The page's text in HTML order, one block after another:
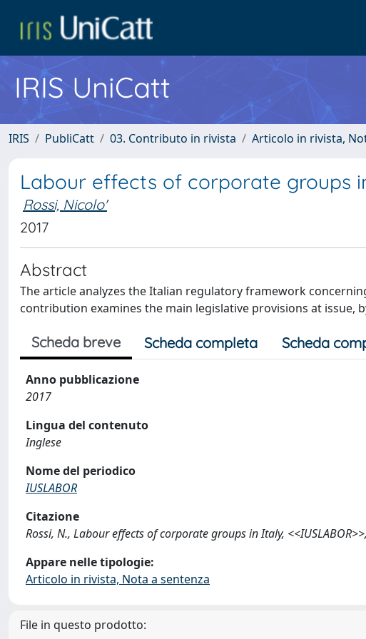
IRIS UniCatt
IRIS PubliCatt 03. Contributo in rivista Articolo in rivista,
Labour effects of corporate groups
Rossi, Nicolo'
2017
Abstract
The article analyzes the Italian regulatory framework
contribution examines the main legislative provisions at issue,
Scheda breve Scheda completa Scheda
Anno pubblicazione
2017
Lingua del contenuto
Inglese
Nome del periodico
IUSLABOR
Citazione
Rossi, N., Labour effects of corporate groups in Italy,
Appare nelle tipologie:
Articolo in rivista, Nota a sentenza
File in questo prodotto: